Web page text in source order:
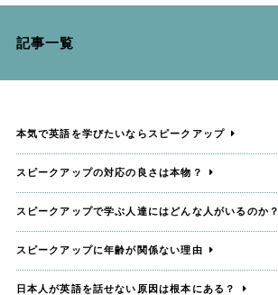
記事一覧
本気で英語を学びたいならスピークアップ
スピークアップの対応の良さは本物？
スピークアップで学ぶ人達にはどんな人がいるのか？
スピークアップに年齢が関係ない理由
日本人が英語を話せない原因は根本にある？